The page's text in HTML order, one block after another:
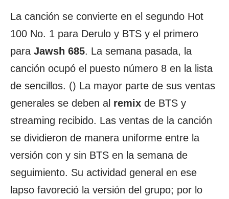
La canción se convierte en el segundo Hot
100 No. 1 para Derulo y BTS y el primero
para Jawsh 685. La semana pasada, la
canción ocupó el puesto número 8 en la lista
de sencillos. () La mayor parte de sus ventas
generales se deben al remix de BTS y
streaming recibido. Las ventas de la canción
se dividieron de manera uniforme entre la
versión con y sin BTS en la semana de
seguimiento. Su actividad general en ese
lapso favoreció la versión del grupo; por lo